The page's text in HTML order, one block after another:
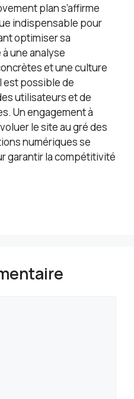
plan s’affirme
indispensable pour
optimiser sa
une analyse
et une culture
est possible de
utilisateurs et de
Un engagement à
le site au gré des
numériques se
garantir la compétitivité